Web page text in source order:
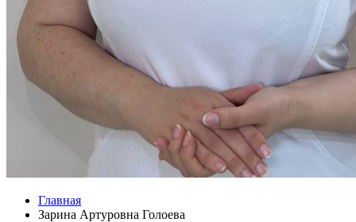
Главная
Зарина Артуровна Голоева